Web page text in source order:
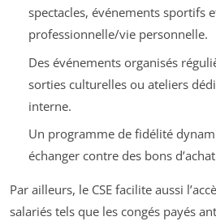
spectacles, événements sportifs
professionnelle/vie personnelle.
Des événements organisés
sorties culturelles ou ateliers
interne.
Un programme de fidélité
échanger contre des bons
Par ailleurs, le CSE facilite aussi
salariés tels que les congés payés